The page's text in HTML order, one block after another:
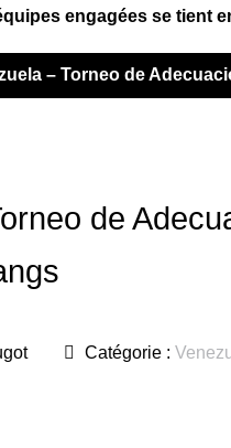
engagées se tient
– Torneo de
de
Catégorie :